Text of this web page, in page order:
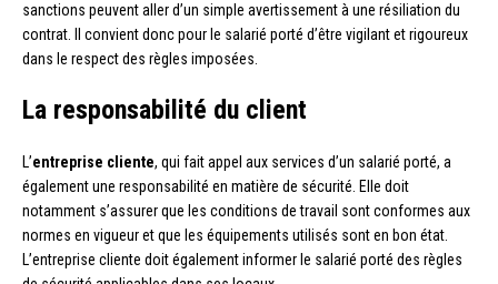
sanctions peuvent aller d’un simple avertissement à une résiliation du
contrat. Il convient donc pour le salarié porté d’être vigilant et rigoureux
dans le respect des règles imposées.
La responsabilité du client
L’entreprise cliente, qui fait appel aux services d’un salarié porté, a
également une responsabilité en matière de sécurité. Elle doit
notamment s’assurer que les conditions de travail sont conformes aux
normes en vigueur et que les équipements utilisés sont en bon état.
L’entreprise cliente doit également informer le salarié porté des règles